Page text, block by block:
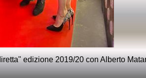
edizione 2019/20 con Alberto